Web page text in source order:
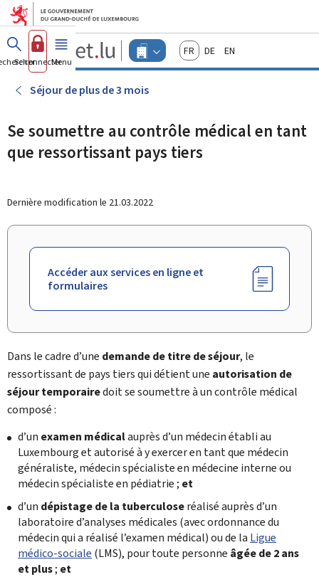
Aller au menu principal
Aller au contenu
Guichet.lu
Changer
d'espace
Menu
actif
FrançaisDeutschEnglish
Se connecterMenu principal
Séjour de plus de 3 mois
Se soumettre au contrôle médical en tant
que ressortissant pays tiers
Dernière modification le 21.03.2022
Accéder aux services en ligne et
formulaires
Dans le cadre d’une demande de titre de séjour, le
ressortissant de pays tiers qui détient une autorisation de
séjour temporairedoit se soumettre à un contrôle médical
composé :
d’un examen médicalauprès d’un médecin établi au
Luxembourg et autorisé à y exercer en tant que médecin
généraliste, médecin spécialiste en médecine interne ou
médecin spécialiste en pédiatrie ; et
d’un dépistage de la tuberculoseréalisé auprès d’un
laboratoire d’analyses médicales (avec ordonnance du
médecin qui a réalisé l’examen médical) ou de la Ligue
médico-sociale (LMS), pour toute personne âgée de 2 ans
et plus; et